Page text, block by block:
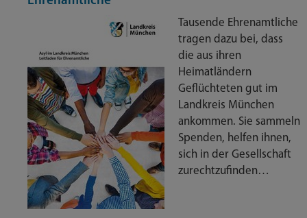
Tausende Ehrenamtliche
tragen dazu bei, dass
die aus ihren
Heimatländern
Geflüchteten gut im
Landkreis München
ankommen. Sie sammeln
Spenden, helfen ihnen,
sich in der Gesellschaft
zurechtzufinden…